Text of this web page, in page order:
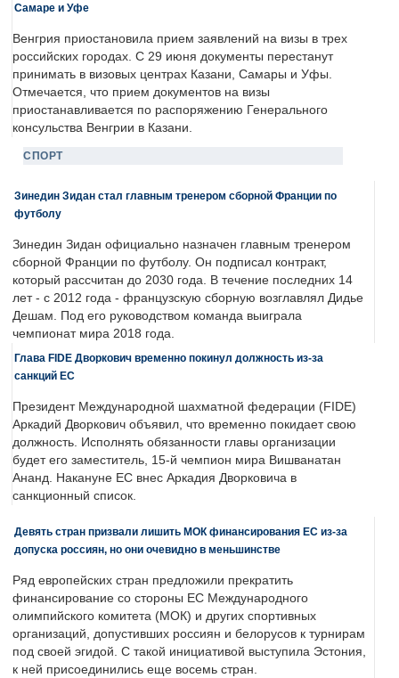
Самаре и Уфе
Венгрия приостановила прием заявлений на визы в трех
российских городах. С 29 июня документы перестанут
принимать в визовых центрах Казани, Самары и Уфы.
Отмечается, что прием документов на визы
приостанавливается по распоряжению Генерального
консульства Венгрии в Казани.
СПОРТ
Зинедин Зидан стал главным тренером сборной Франции по
футболу
Зинедин Зидан официально назначен главным тренером
сборной Франции по футболу. Он подписал контракт,
который рассчитан до 2030 года. В течение последних 14
лет - с 2012 года - французскую сборную возглавлял Дидье
Дешам. Под его руководством команда выиграла
чемпионат мира 2018 года.
Глава FIDE Дворкович временно покинул должность из-за
санкций ЕС
Президент Международной шахматной федерации (FIDE)
Аркадий Дворкович объявил, что временно покидает свою
должность. Исполнять обязанности главы организации
будет его заместитель, 15-й чемпион мира Вишванатан
Ананд. Накануне ЕС внес Аркадия Дворковича в
санкционный список.
Девять стран призвали лишить МОК финансирования ЕС из-за
допуска россиян, но они очевидно в меньшинстве
Ряд европейских стран предложили прекратить
финансирование со стороны ЕС Международного
олимпийского комитета (МОК) и других спортивных
организаций, допустивших россиян и белорусов к турнирам
под своей эгидой. С такой инициативой выступила Эстония,
к ней присоединились еще восемь стран.